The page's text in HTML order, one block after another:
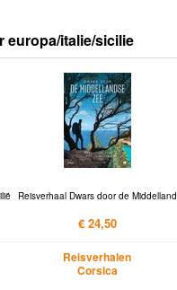
europa/italie/sicilie
Reisverhaal Dwars door de Middelland
€ 24,50
Reisverhalen
Corsica